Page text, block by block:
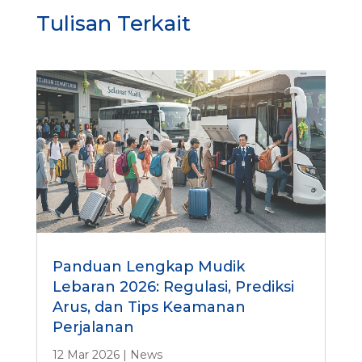
g
e
n
t
Tulisan Terkait
Panduan Lengkap Mudik
Lebaran 2026: Regulasi, Prediksi
Arus, dan Tips Keamanan
Perjalanan
12 Mar 2026| News